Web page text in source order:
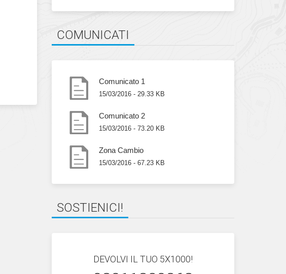
COMUNICATI
Comunicato 1
15/03/2016 - 29.33 KB
Comunicato 2
15/03/2016 - 73.20 KB
Zona Cambio
15/03/2016 - 67.23 KB
SOSTIENICI!
DEVOLVI IL TUO 5X1000!